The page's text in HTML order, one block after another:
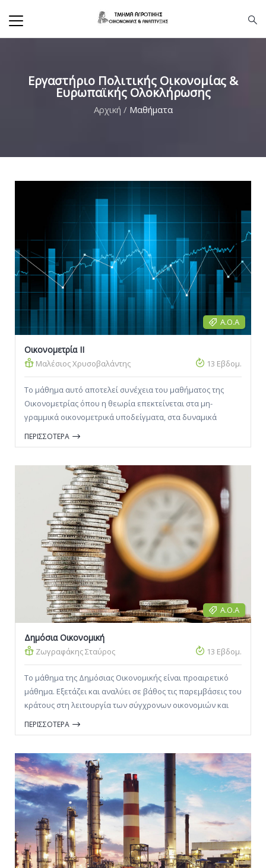
Εργαστήριο Πολιτικής Οικονομίας &
Ευρωπαϊκής Ολοκλήρωσης
Αρχική / Μαθήματα
Α.Ο.Α
Οικονομετρία II
Μαλέσιος Χρυσοβαλάντης 13 Εβδομ.
Το μάθημα αυτό αποτελεί συνέχεια του μαθήματος της
Οικονομετρίας όπου η θεωρία επεκτείνεται στα μη-
γραμμικά οικονομετρικά υποδείγματα, στα δυναμικά
ταυτόχρονων εξισώσεων και στην οικονομετρία
ΠΕΡΙΣΣΟΤΕΡΑ
Α.Ο.Α
Δημόσια Οικονομική
Ζωγραφάκης Σταύρος 13 Εβδομ.
Το μάθημα της Δημόσιας Οικονομικής είναι προαιρετικό
μάθημα. Εξετάζει και αναλύει σε βάθος τις παρεμβάσεις του
κράτους στη λειτουργία των σύγχρονων οικονομιών και
ΠΕΡΙΣΣΟΤΕΡΑ